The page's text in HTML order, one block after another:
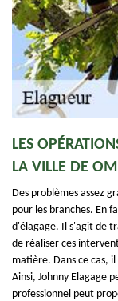
LES
LA VILLE DE
Des problèmes assez
pour les branches. En
d'élagage. Il s'agit de
de réaliser ces
matière. Dans ce cas,
Ainsi, Johnny Elagage
professionnel peut